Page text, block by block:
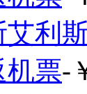
利
机票-